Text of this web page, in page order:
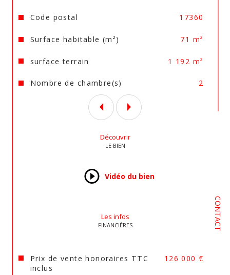
CONTACT
Caractéristiques Valeurs
Code postal 17360
Surface habitable (m²) 71 m²
surface terrain 1 192 m²
Nombre de chambre(s) 2
est exposé sont disponibles sur le site
Géorisques
Découvrir
LE BIEN
Vidéo du bien
Les infos
FINANCIÈRES
Prix de vente honoraires TTC
inclus
126 000 €